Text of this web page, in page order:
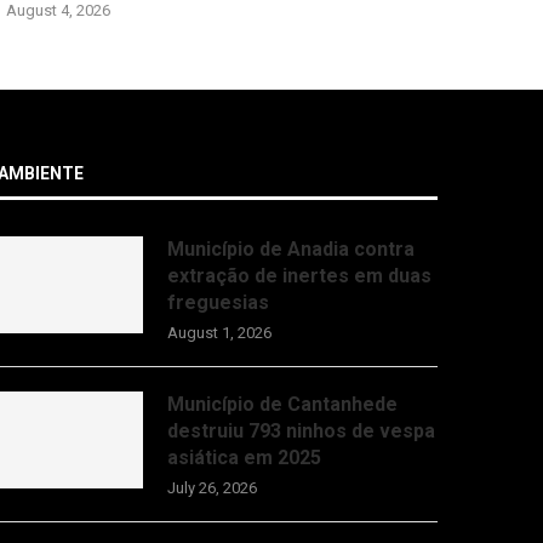
August 4, 2026
Município de Anadia contra
extração de inertes em duas
freguesias
August 1, 2026
Município de Cantanhede
destruiu 793 ninhos de vespa
asiática em 2025
July 26, 2026